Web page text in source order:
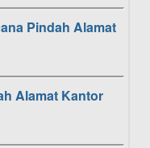
Pindah Alamat
Alamat Kantor